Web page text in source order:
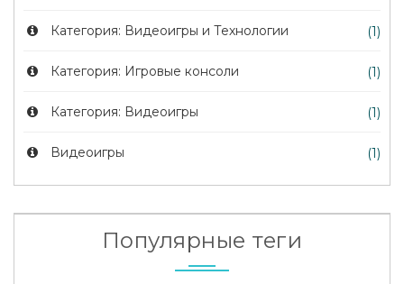
Категория: Видеоигры и Технологии (1)
Категория: Игровые консоли (1)
Категория: Видеоигры (1)
Видеоигры (1)
Популярные теги